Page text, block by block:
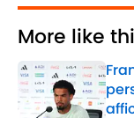
More like